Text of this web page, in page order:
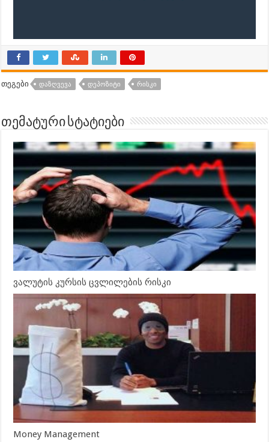
თეგები ᲓᲐᲖᲦᲕᲔᲕᲐ ᲓᲔᲞᲝᲖᲘᲢᲘ ᲠᲘᲡᲙᲘ
თემატური სტატიები
ვალუტის კურსის ცვლილების რისკი
Money Management